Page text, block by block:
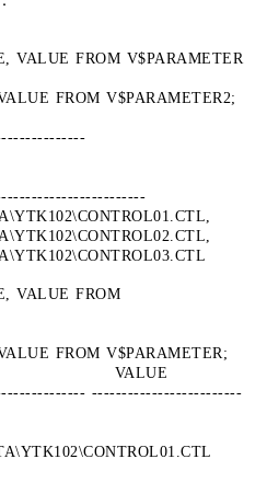
VALUE FROM V$PARAMETER
FROM V$PARAMETER2;
VALUE FROM
FROM V$PARAMETER;
-------------------------